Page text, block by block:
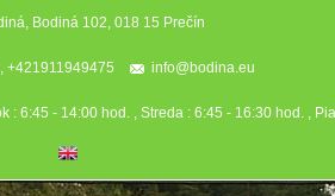
Bodiná 102, 018 15 Prečín
+421911949475 info@bodina.eu
: 6:45 - 14:00 hod. , Streda : 6:45 - 16:30 hod. ,